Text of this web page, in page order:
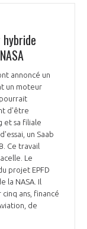
annoncé un
un moteur
d'être
et sa filiale
un Saab
Ce travail
Le
projet EPFD
la NASA. Il
ans, financé
de